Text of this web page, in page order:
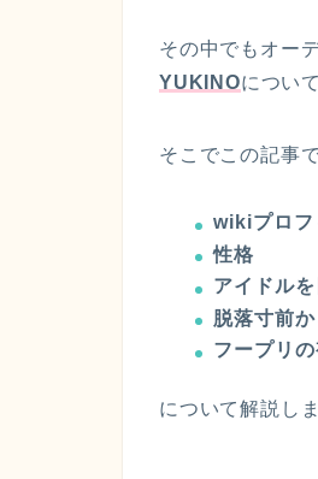
その中でもオー
YUKINOについ
そこでこの記事
wikiプロフ
性格
アイドル
脱落寸前
フープリ
について解説しま